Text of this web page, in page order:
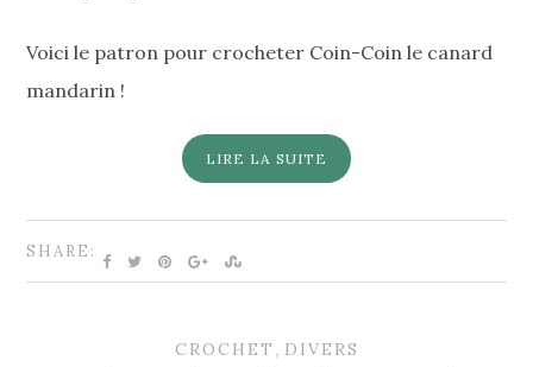
Voici le patron pour crocheter Coin-Coin le canard
mandarin !
LIRE LA SUITE
SHARE:
CROCHET , DIVERS